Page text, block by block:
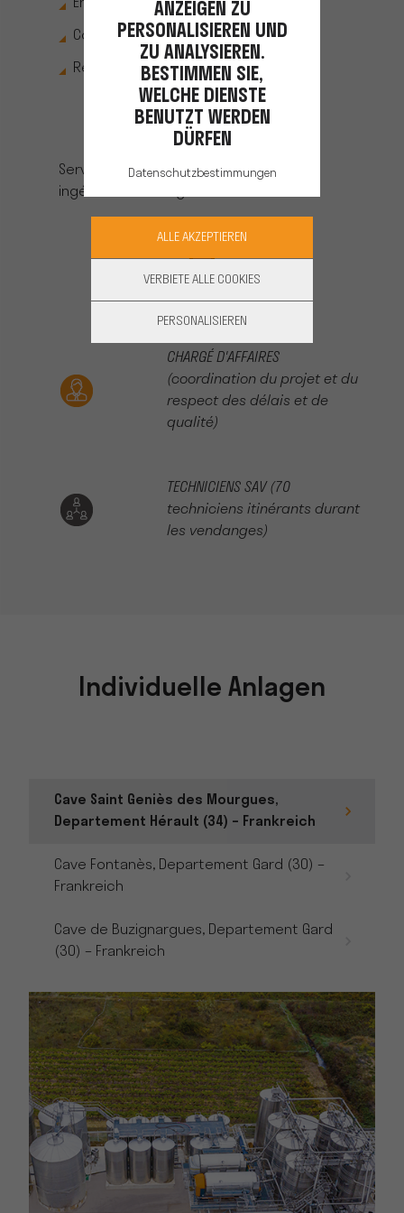
Entretiens préventifs
Contrats de maintenance
Réparations
EXPERTS DÉDIÉS
Services Après-Vente usine
ingénieurs œnologues
CHARGÉ D'AFFAIRES
(coordination du projet et du
respect des délais et de
qualité)
TECHNICIENS SAV (70
techniciens itinérants durant
les vendanges)
Individuelle Anlagen
Cave Saint Geniès des Mourgues,
Departement Hérault (34) – Frankreich
Cave Fontanès, Departement Gard (30) –
Frankreich
Cave de Buzignargues, Departement Gard
(30) – Frankreich
ANZEIGEN ZU
PERSONALISIEREN UND
ZU ANALYSIEREN.
BESTIMMEN SIE,
WELCHE DIENSTE
BENUTZT WERDEN
DÜRFEN
Datenschutzbestimmungen
ALLE AKZEPTIEREN
VERBIETE ALLE COOKIES
PERSONALISIEREN